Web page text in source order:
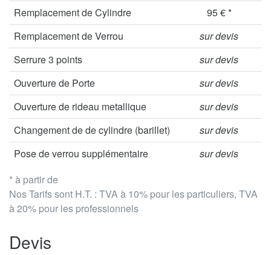
* à partir de
Nos Tarifs sont H.T. : TVA à 10% pour les particuliers, TVA
à 20% pour les professionnels
Remplacement de Cylindre
95 € *
Remplacement de Verrou
sur devis
Serrure 3 points
sur devis
Ouverture de Porte
sur devis
Ouverture de rideau metallique
sur devis
Changement de de cylindre (barillet)
sur devis
Pose de verrou supplémentaire
sur devis
Devis